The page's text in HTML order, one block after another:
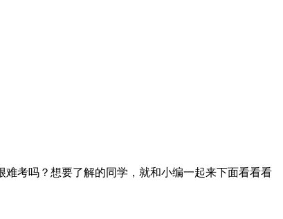
考吗？想要了解的同学，就和小编一起来下面看看看